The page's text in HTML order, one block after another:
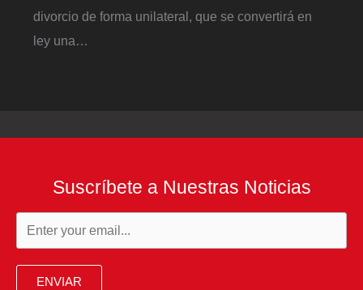
divorcio de forma unilateral, que se convertirá en
ley una…
Suscríbete a Nuestras Noticias
ENVIAR